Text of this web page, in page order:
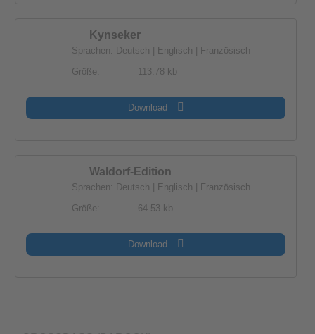
Kynseker
Sprachen: Deutsch | Englisch | Französisch
Größe:
113.78 kb
Download
Waldorf-Edition
Sprachen: Deutsch | Englisch | Französisch
Größe:
64.53 kb
Download